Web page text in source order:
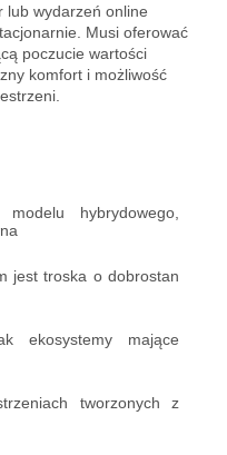
lub wydarzeń online
Musi oferować
poczucie wartości
komfort i możliwość
hybrydowego,
jest troska o dobrostan
ekosystemy mające
tworzonych z